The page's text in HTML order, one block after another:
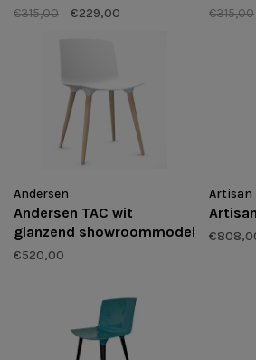
€315,00 €229,00 €315,00
Andersen
Andersen TAC wit
glanzend showroommodel
€520,00
Artisan